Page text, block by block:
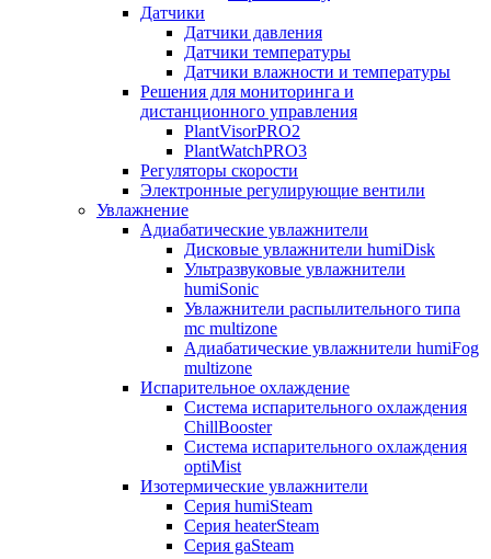
Датчики
Датчики давления
Датчики температуры
Датчики влажности и температуры
Решения для мониторинга и
дистанционного управления
PlantVisorPRO2
PlantWatchPRO3
Регуляторы скорости
Электронные регулирующие вентили
Увлажнение
Адиабатические увлажнители
Дисковые увлажнители humiDisk
Ультразвуковые увлажнители
humiSonic
Увлажнители распылительного типа
mc multizone
Адиабатические увлажнители humiFog
multizone
Испарительное охлаждение
Система испарительного охлаждения
ChillBooster
Система испарительного охлаждения
optiMist
Изотермические увлажнители
Серия humiSteam
Серия heaterSteam
Серия gaSteam